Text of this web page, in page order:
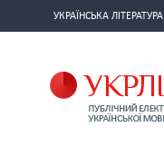
УКРАЇНСЬКА ЛІТЕРАТУРА